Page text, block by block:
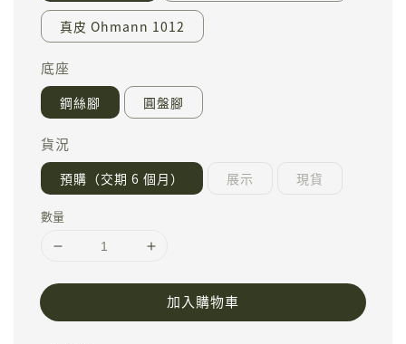
真皮 Ohmann 1012
底座
鋼絲腳 圓盤腳
貨況
預購（交期 6 個月） 展示 現貨
數量
加入購物車